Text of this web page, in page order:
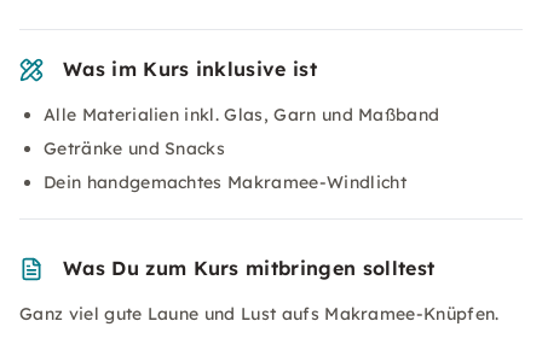
Was im Kurs inklusive ist
Alle Materialien inkl. Glas, Garn und Maßband
Getränke und Snacks
Dein handgemachtes Makramee-Windlicht
Was Du zum Kurs mitbringen solltest
Ganz viel gute Laune und Lust aufs Makramee-Knüpfen.